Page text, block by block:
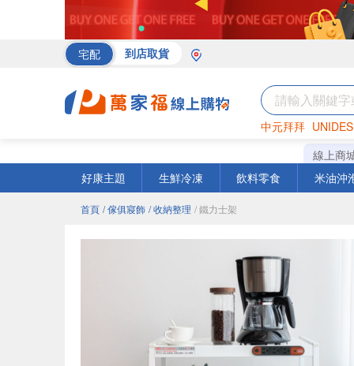
宅配 到店取貨
中元拜拜
巧克力 罐頭
線上商
好康主題
生鮮冷凍 飲料零食 米油沖
首頁 / 傢俱寢飾 / 收納整理 / 鐵力士架